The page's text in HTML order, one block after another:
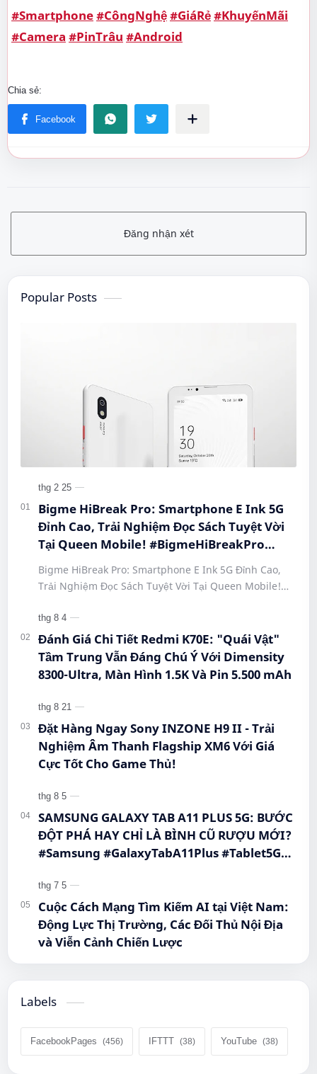
#Smartphone#CôngNghệ#GiáRẻ#KhuyếnMãi
#Camera #PinTrâu #Android
Đăng nhận xét
Popular Posts
Bigme HiBreak Pro: Smartphone E Ink 5G
Đỉnh Cao, Trải Nghiệm Đọc Sách Tuyệt Vời
Tại Queen Mobile! #BigmeHiBreakPro
#SmartphoneEInk #QueenMobile
#HiBreakPro5G #DienThoaiDocSach
#CongNgheMoi #MuaSamThongMinh
#EInkPhone #5GSmartphone
Bigme HiBreak Pro: Smartphone E Ink 5G Đỉnh Cao,
Trải Nghiệm Đọc Sách Tuyệt Vời Tại Queen Mobile!
#Hi…
Đánh Giá Chi Tiết Redmi K70E: "Quái Vật"
Tầm Trung Vẫn Đáng Chú Ý Với Dimensity
8300-Ultra, Màn Hình 1.5K Và Pin 5.500 mAh
Đặt Hàng Ngay Sony INZONE H9 II - Trải
Nghiệm Âm Thanh Flagship XM6 Với Giá
Cực Tốt Cho Game Thủ!
SAMSUNG GALAXY TAB A11 PLUS 5G: BƯỚC
ĐỘT PHÁ HAY CHỈ LÀ BÌNH CŨ RƯỢU MỚI?
#Samsung #GalaxyTabA11Plus #Tablet5G
Cuộc Cách Mạng Tìm Kiếm AI tại Việt Nam:
Động Lực Thị Trường, Các Đối Thủ Nội Địa
và Viễn Cảnh Chiến Lược
Labels
FacebookPages IFTTT YouTube